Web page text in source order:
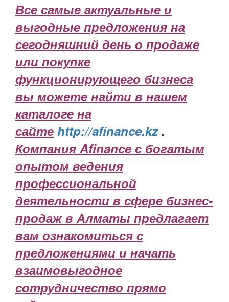
Все самые актуальные и
выгодные предложения на
сегодняшний день о продаже
или покупке
функционирующего бизнеса
вы можете найти в нашем
каталоге на
сайте http://afinance.kz.
Компания Afinance с богатым
опытом ведения
профессиональной
деятельности в сфере бизнес-
продаж в Алматы предлагает
вам ознакомиться с
предложениями и начать
взаимовыгодное
сотрудничество прямо